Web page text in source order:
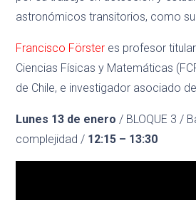
astronómicos transitorios, como
Francisco Förster es profesor
Ciencias Físicas y Matemáticas
de Chile, e investigador asociado
Lunes 13 de enero / BLOQUE 3 /
complejidad / 12:15 – 13:30